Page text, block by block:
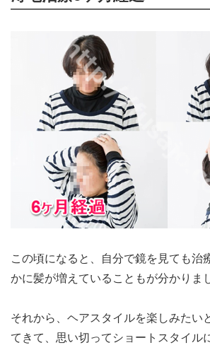
この頃になると、自分で鏡を見ても治
かに髪が増えていることもが分かりま
それから、ヘアスタイルを楽しみたい
てきて、思い切ってショートスタイル